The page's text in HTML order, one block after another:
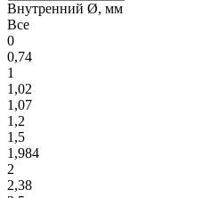
Внутренний Ø, мм
Все
0
0,74
1
1,02
1,07
1,2
1,5
1,984
2
2,38